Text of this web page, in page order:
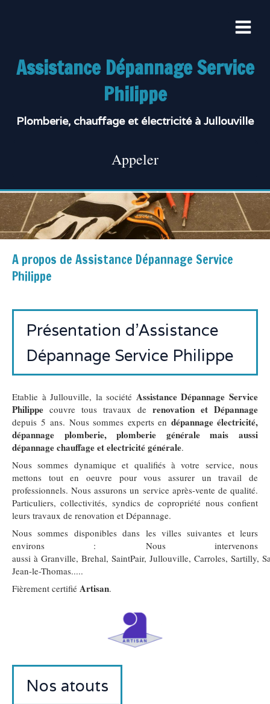
Assistance Dépannage Service
Philippe
Plomberie, chauffage et électricité à Jullouville
Appeler
A propos de Assistance Dépannage Service
Philippe
Présentation d'Assistance
Dépannage Service Philippe
Etablie à Jullouville, la société Assistance Dépannage Service
Philippe couvre tous travaux de renovation et Dépannage
depuis 5 ans. Nous sommes experts en dépannage électricité,
dépannage plomberie, plomberie générale mais aussi
dépannage chauffage et electricité générale.
Nous sommes dynamique et qualifiés à votre service, nous
mettons tout en oeuvre pour vous assurer un travail de
professionnels. Nous assurons un service après-vente de qualité.
Particuliers, collectivités, syndics de copropriété nous confient
leurs travaux de renovation et Dépannage.
Nous sommes disponibles dans les villes suivantes et leurs
environs : Nous intervenons
aussi à Granville, Brehal, SaintPair, Jullouville, Carroles, Sartilly,
Jean-le-Thomas.....
Fièrement certifié Artisan.
Nos atouts